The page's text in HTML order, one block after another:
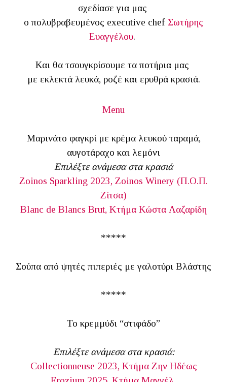
σχεδίασε για μας
ο πολυβραβευμένος executive chef Σωτήρης
Ευαγγέλου.
Και θα τσουγκρίσουμε τα ποτήρια μας
με εκλεκτά λευκά, ροζέ και ερυθρά κρασιά.
Menu
Μαρινάτο φαγκρί με κρέμα λευκού ταραμά,
αυγοτάραχο και λεμόνι
Επιλέξτε ανάμεσα στα κρασιά
Zoinos Sparkling 2023, Zoinos Winery (Π.Ο.Π.
Ζίτσα)
Blanc de Blancs Brut, Κτήμα Κώστα Λαζαρίδη
*****
Σούπα από ψητές πιπεριές με γαλοτύρι Βλάστης
*****
Το κρεμμύδι “στιφάδο”
Επιλέξτε ανάμεσα στα κρασιά:
Collectionneuse 2023, Κτήμα Ζην Ηδέως